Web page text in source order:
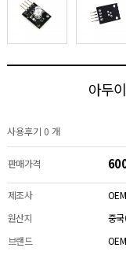
아두
사용후기 0 개
판매가격
제조사
OEM
원산지
중
브랜드
OEM